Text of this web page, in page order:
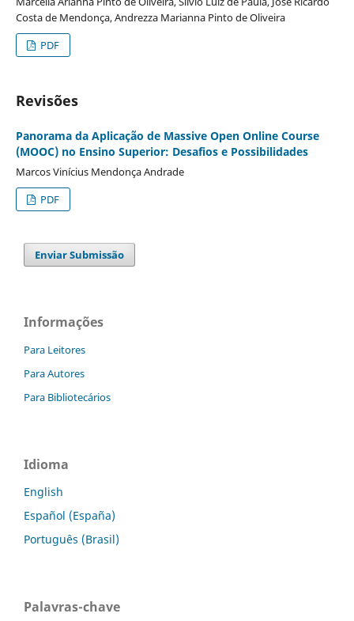
Costa de Mendonça, Andrezza Marianna Pinto de Oliveira
PDF
Revisões
Panorama da Aplicação de Massive Open Online Course
(MOOC) no Ensino Superior: Desafios e Possibilidades
Marcos Viní­cius Mendonça Andrade
PDF
Enviar Submissão
Informações
Para Leitores
Para Autores
Para Bibliotecários
Idioma
English
Español (España)
Português (Brasil)
Palavras-chave